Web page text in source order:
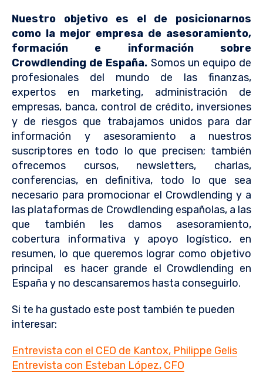
Nuestro objetivo es el de posicionarnos
como la mejor empresa de asesoramiento,
formación e información sobre
Crowdlending de España. Somos un equipo de
profesionales del mundo de las finanzas,
expertos en marketing, administración de
empresas, banca, control de crédito, inversiones
y de riesgos que trabajamos unidos para dar
información y asesoramiento a nuestros
suscriptores en todo lo que precisen; también
ofrecemos cursos, newsletters, charlas,
conferencias, en definitiva, todo lo que sea
necesario para promocionar el Crowdlending y a
las plataformas de Crowdlending españolas, a las
que también les damos asesoramiento,
cobertura informativa y apoyo logístico, en
resumen, lo que queremos lograr como objetivo
principal
es hacer grande el Crowdlending en
España y no descansaremos hasta conseguirlo.
Si te ha gustado este post también te pueden
interesar:
Entrevista con el CEO de Kantox, Philippe Gelis
Entrevista con Esteban López, CFO